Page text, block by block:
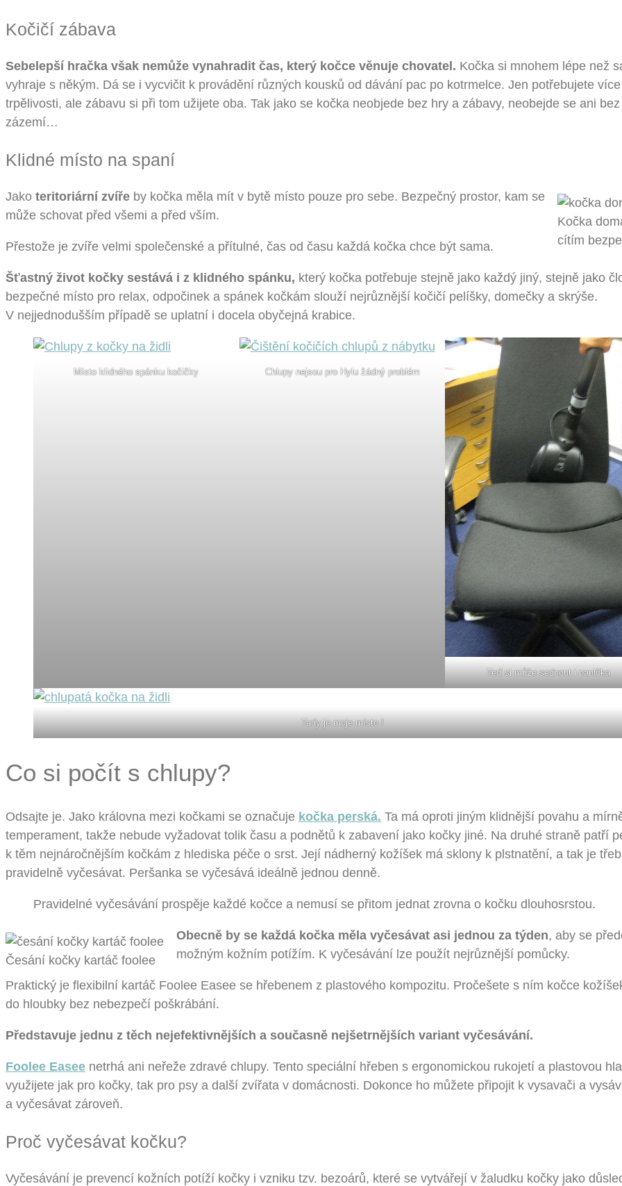
Kočičí zábava
Sebelepší hračka však nemůže vynahradit čas, který kočce věnuje chovatel. Kočka si mnohem lépe než
vyhraje s někým. Dá se i vycvičit k provádění různých kousků od dávání pac po kotrmelce. Jen potřebujete více
trpělivosti, ale zábavu si při tom užijete oba. Tak jako se kočka neobjede bez hry a zábavy, neobejde se ani
zázemí…
Klidné místo na spaní
Kočka
cítím
Jako teritoriární zvíře by kočka měla mít v bytě místo pouze pro sebe. Bezpečný prostor, kam se
může schovat před všemi a před vším.
Přestože je zvíře velmi společenské a přítulné, čas od času každá kočka chce být sama.
Šťastný život kočky sestává i z klidného spánku, který kočka potřebuje stejně jako každý jiný, stejně jako
bezpečné místo pro relax, odpočinek a spánek kočkám slouží nejrůznější kočičí pelíšky, domečky a skrýše.
V nejjednodušším případě se uplatní i docela obyčejná krabice.
Místo klidného spánku kočičky Chlupy nejsou pro Hylu žádný problém
Teď si může sednout i panička
Tady je moje místo !
Co si počít s chlupy?
Odsajte je. Jako královna mezi kočkami se označuje kočka perská. Ta má oproti jiným klidnější povahu a
temperament, takže nebude vyžadovat tolik času a podnětů k zabavení jako kočky jiné. Na druhé straně patří
k těm nejnáročnějším kočkám z hlediska péče o srst. Její nádherný kožíšek má sklony k plstnatění, a tak je
pravidelně vyčesávat. Peršanka se vyčesává ideálně jednou denně.
Pravidelné vyčesávání prospěje každé kočce a nemusí se přitom jednat zrovna o kočku dlouhosrstou.
Česání kočky kartáč foolee
Obecně by se každá kočka měla vyčesávat asi jednou za týden, aby se
možným kožním potížím. K vyčesávání lze použít nejrůznější pomůcky.
Praktický je flexibilní kartáč Foolee Easee se hřebenem z plastového kompozitu. Pročešete s ním kočce
do hloubky bez nebezpečí poškrábání.
Představuje jednu z těch nejefektivnějších a současně nejšetrnějších variant vyčesávání.
Foolee Easee netrhá ani neřeže zdravé chlupy. Tento speciální hřeben s ergonomickou rukojetí a plastovou
využijete jak pro kočky, tak pro psy a další zvířata v domácnosti. Dokonce ho můžete připojit k vysavači a
a vyčesávat zároveň.
Proč vyčesávat kočku?
Vyčesávání je prevencí kožních potíží kočky i vzniku tzv. bezoárů, které se vytvářejí v žaludku kočky jako